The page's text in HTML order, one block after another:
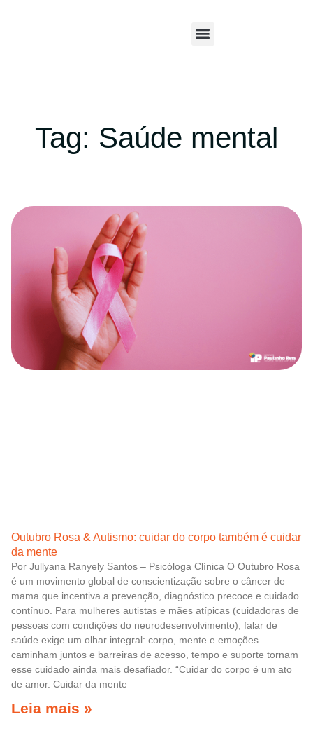
Tag: Saúde mental
Outubro Rosa & Autismo: cuidar do corpo também é cuidar
da mente
Por Jullyana Ranyely Santos – Psicóloga Clínica O Outubro Rosa
é um movimento global de conscientização sobre o câncer de
mama que incentiva a prevenção, diagnóstico precoce e cuidado
contínuo. Para mulheres autistas e mães atípicas (cuidadoras de
pessoas com condições do neurodesenvolvimento), falar de
saúde exige um olhar integral: corpo, mente e emoções
caminham juntos e barreiras de acesso, tempo e suporte tornam
esse cuidado ainda mais desafiador. “Cuidar do corpo é um ato
de amor. Cuidar da mente
Leia mais »